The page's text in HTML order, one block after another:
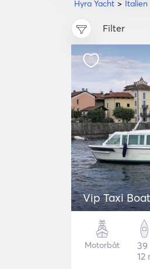
Hyra Yacht Italien
Filter
Vip Taxi Boat
Motorbåt
12